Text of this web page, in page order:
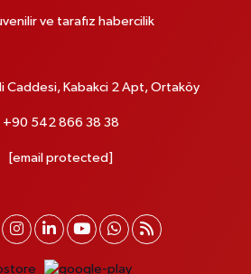
ve tarafız habercilik
Caddesi, Kabakci 2 Apt, Ortaköy
+90 542 866 38 38
[email protected]